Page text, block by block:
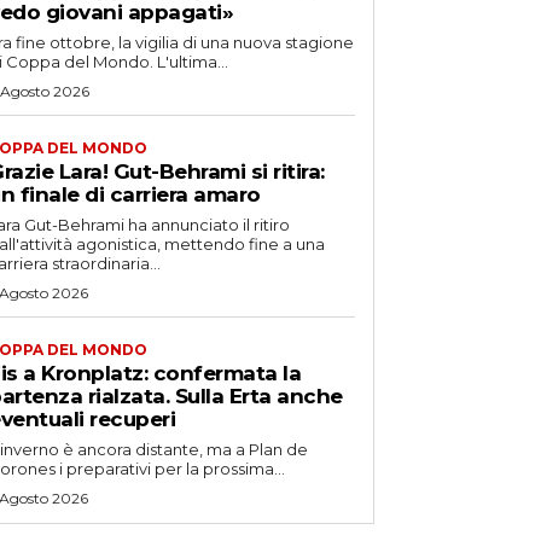
giovani appagati»
fine ottobre, la vigilia di una nuova stagione
Coppa del Mondo. L'ultima...
2026
DEL MONDO
Lara! Gut-Behrami si ritira:
finale di carriera amaro
Gut-Behrami ha annunciato il ritiro
agonistica, mettendo fine a una
straordinaria...
2026
DEL MONDO
a Kronplatz: confermata la
rialzata. Sulla Erta anche
recuperi
è ancora distante, ma a Plan de
i preparativi per la prossima...
2026